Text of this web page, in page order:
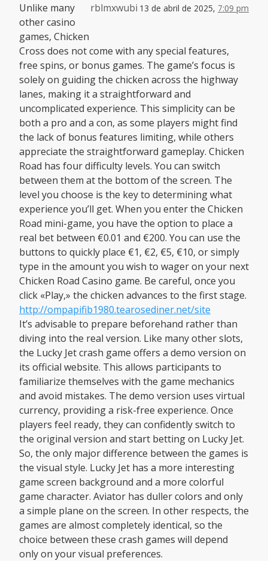
rblmxwubi 13 de abril de 2025, 7:09 pm
Unlike many
other casino
games, Chicken
Cross does not come with any special features,
free spins, or bonus games. The game’s focus is
solely on guiding the chicken across the highway
lanes, making it a straightforward and
uncomplicated experience. This simplicity can be
both a pro and a con, as some players might find
the lack of bonus features limiting, while others
appreciate the straightforward gameplay. Chicken
Road has four difficulty levels. You can switch
between them at the bottom of the screen. The
level you choose is the key to determining what
experience you’ll get. When you enter the Chicken
Road mini-game, you have the option to place a
real bet between €0.01 and €200. You can use the
buttons to quickly place €1, €2, €5, €10, or simply
type in the amount you wish to wager on your next
Chicken Road Casino game. Be careful, once you
click «Play,» the chicken advances to the first stage.
http://ompapifib1980.tearosediner.net/site
It’s advisable to prepare beforehand rather than
diving into the real version. Like many other slots,
the Lucky Jet crash game offers a demo version on
its official website. This allows participants to
familiarize themselves with the game mechanics
and avoid mistakes. The demo version uses virtual
currency, providing a risk-free experience. Once
players feel ready, they can confidently switch to
the original version and start betting on Lucky Jet.
So, the only major difference between the games is
the visual style. Lucky Jet has a more interesting
game screen background and a more colorful
game character. Aviator has duller colors and only
a simple plane on the screen. In other respects, the
games are almost completely identical, so the
choice between these crash games will depend
only on your visual preferences.